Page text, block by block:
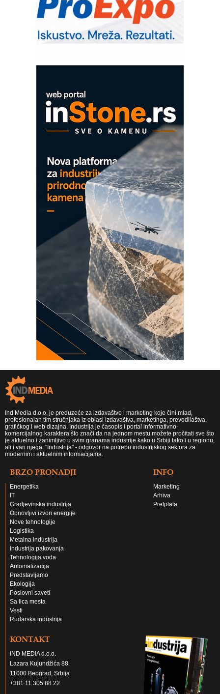
Bezbednost na prvom mestu!
IB BLUMENAUER - više od 40 godina
poverenja u industriji
OBO sistemi mrežastih nosača kablova
Proizvodnja iC7 Hybrid 1500 VDC
mrežnog pretvarača sa tečnim
hlađenjem
Ind Media d.o.o. je preduzeće za izdavaštvo i marketing koje čini mlad,
profesionalan tim stručnjaka iz oblasi izdavaštva, marketinga, prevodilaštva,
grafičkog i web dizajna. Industrija je časopis i portal informativno-
komercijalnog karaktera što znači da na jednom mestu možete pročitati sve što
je aktuelno i zanimljivo u svim granama industrije kako u Srbiji tako i u regionu,
ali i van njega. "Industrija" - odgovor na potrebu industrijskog sektora za
modernim i aktuelnim informacijama.
BRZO PRONADJI
Energetika
IT
Gradjevinska industrija
Obnovljivi izvori energije
Nove tehnologije
Logistika
Metalna industrija
Industrija pakovanja
Tehnologija voda
Automatizacija
Predstavljamo
Ekologija
Poslovni saveti
Sa lica mesta
Vesti
Rudarska industrija
INFO
Marketing
Arhiva
Pretplata
KONTAKT
IND MEDIA d.o.o.
Lazara Kujundžića 88
11000 Beograd, Srbija
+381 11 305 88 22